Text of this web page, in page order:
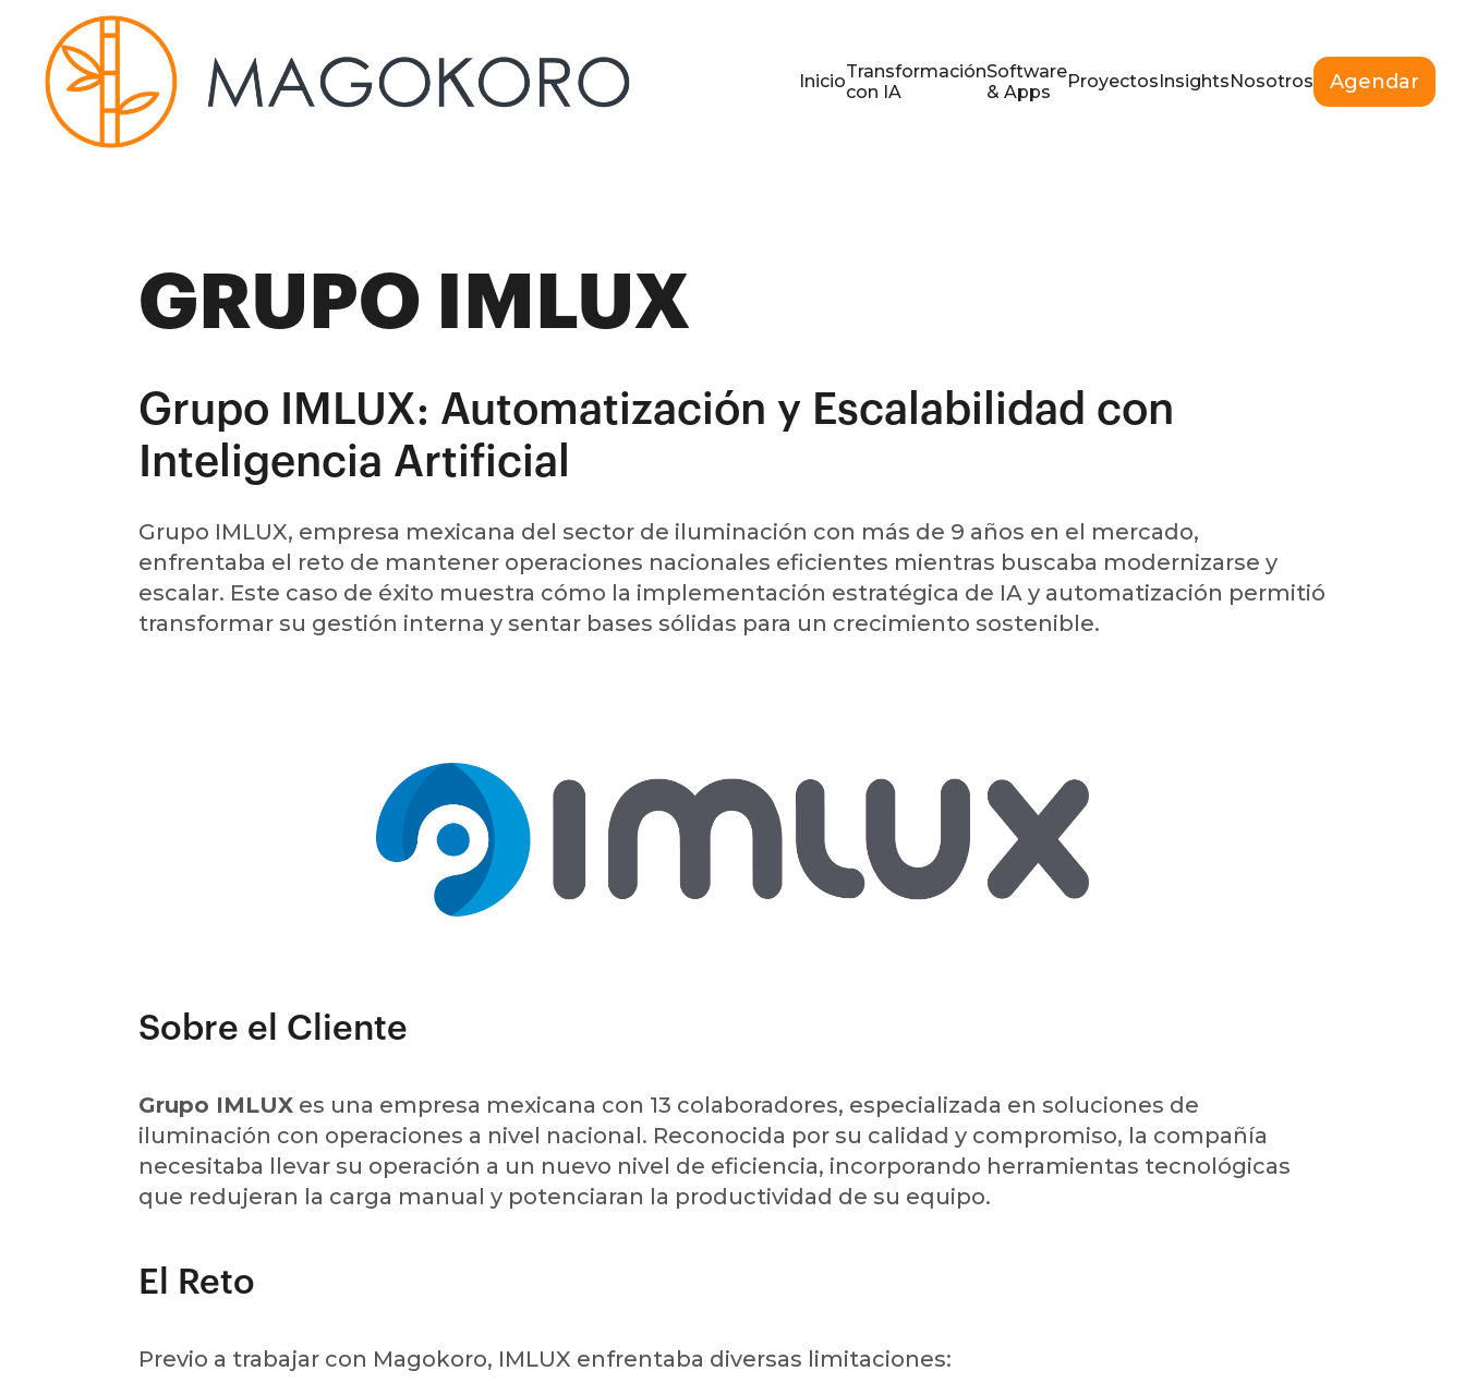
InicioTransformación
con IA
Software
& Apps
Proyectos Insights Nosotros Agendar
GRUPO IMLUX
Grupo IMLUX: Automatización y Escalabilidad con
Inteligencia Artificial
Grupo IMLUX, empresa mexicana del sector de iluminación con más de 9 años en el mercado,
enfrentaba el reto de mantener operaciones nacionales eficientes mientras buscaba modernizarse y
escalar. Este caso de éxito muestra cómo la implementación estratégica de IA y automatización permitió
transformar su gestión interna y sentar bases sólidas para un crecimiento sostenible.
Sobre el Cliente
Grupo IMLUX es una empresa mexicana con 13 colaboradores, especializada en soluciones de
iluminación con operaciones a nivel nacional. Reconocida por su calidad y compromiso, la compañía
necesitaba llevar su operación a un nuevo nivel de eficiencia, incorporando herramientas tecnológicas
que redujeran la carga manual y potenciaran la productividad de su equipo.
El Reto
Previo a trabajar con Magokoro, IMLUX enfrentaba diversas limitaciones: